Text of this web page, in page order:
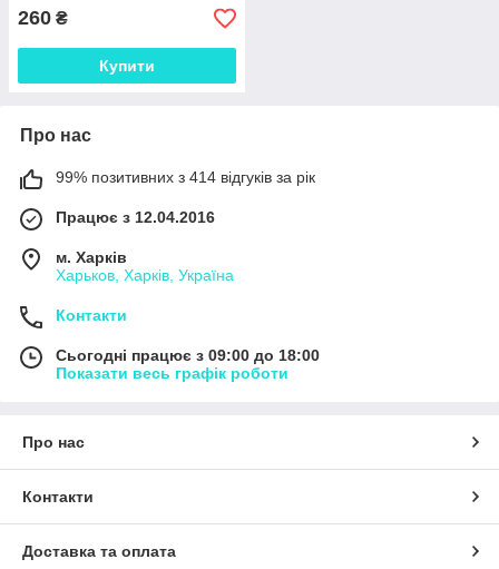
260 ₴
Купити
Про нас
99% позитивних з 414 відгуків за рік
Працює з 12.04.2016
м. Харків
Харьков, Харків, Україна
Контакти
Сьогодні працює з 09:00 до 18:00
Показати весь графік роботи
Про нас
Контакти
Доставка та оплата